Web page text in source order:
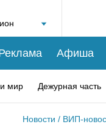
Афиша
мир Дежурная часть
Новости / ВИП-